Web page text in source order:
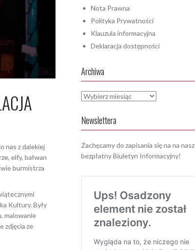
nas z dalekiej
elfy, bałwan
burmistrza
Kultury. Były
malowanie
zdjęcia ze
Nota Prawna
Polityka Prywatności
Klauzula informacyjna
Deklaracja dostępności
Archiwa
Archiwa
Newslettera
Zachęcamy do zapisania się na na nasz
bezpłatny Biuletyn Informacyjny!